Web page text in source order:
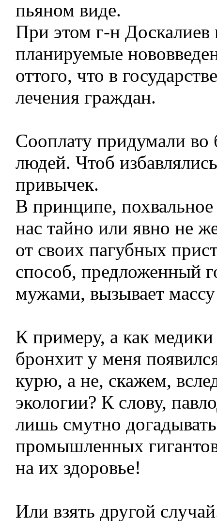
пьяном виде.
При этом г-н Доскалиев
планируемые
оттого, что в
лечения граждан.
Сооплату придумали во
людей. Чтоб
привычек.
В принципе,
нас тайно или явно не
от своих пагубных
способ, предложенный
мужами, вызывает
К примеру, а как
бронхит у меня
курю, а не, скажем,
экологии? К слову,
лишь смутно
промышленных
на их здоровье!
Или взять другой